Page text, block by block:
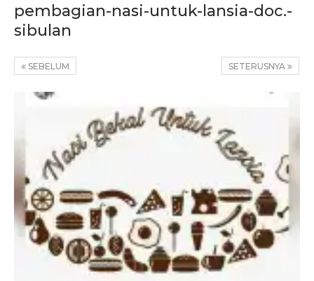
pembagian-nasi-untuk-lansia-doc.-
sibulan
SETERUSNYA
SEBELUM